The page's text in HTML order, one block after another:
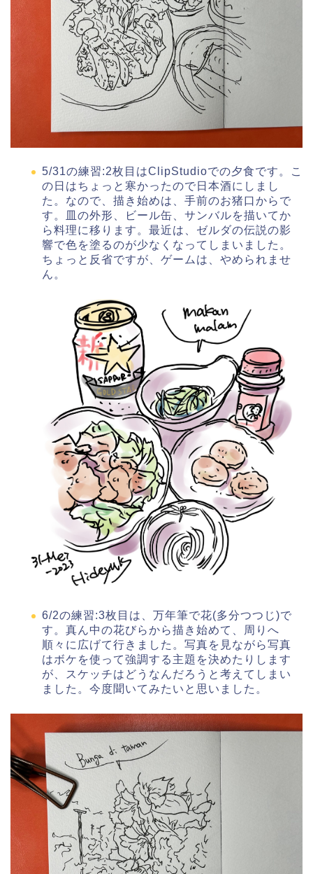
5/31の練習:2枚目はClipStudioでの夕食です。こ
の日はちょっと寒かったので日本酒にしまし
た。なので、描き始めは、手前のお猪口からで
す。皿の外形、ビール缶、サンバルを描いてか
ら料理に移ります。最近は、ゼルダの伝説の影
響で色を塗るのが少なくなってしまいました。
ちょっと反省ですが、ゲームは、やめられませ
ん。
6/2の練習:3枚目は、万年筆で花(多分つつじ)で
す。真ん中の花びらから描き始めて、周りへ
順々に広げて行きました。写真を見ながら写真
はボケを使って強調する主題を決めたりします
が、スケッチはどうなんだろうと考えてしまい
ました。今度聞いてみたいと思いました。